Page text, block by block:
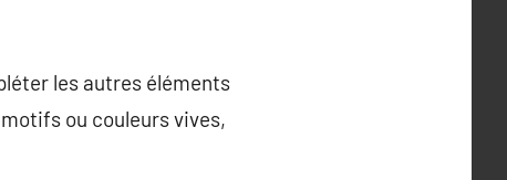
les autres éléments
ou couleurs vives,